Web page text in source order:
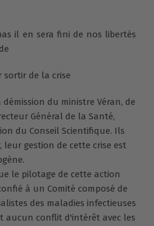
il en sera fini de nos libertés
de la crise
du ministre Véran, de
Général de la Santé,
du Conseil Scientifique. Ils
leur gestion de cette crise est
le pilotage de cette action
à un Comité composé de
des maladies infectieuses
aucun conflit d'intérêt avec les